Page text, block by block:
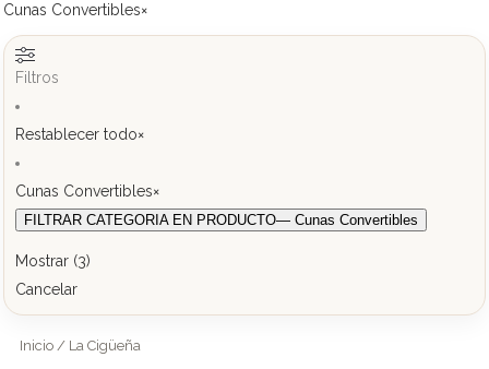
Cunas Convertibles×
Filtros
Restablecer todo×
Cunas Convertibles×
FILTRAR CATEGORIA EN PRODUCTO— Cunas Convertibles
Mostrar (3)
Cancelar
Inicio / La Cigüeña